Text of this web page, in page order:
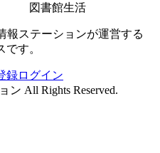
図書館生活
報ステーションが運営する
す。
録ログイン
ン All Rights Reserved.